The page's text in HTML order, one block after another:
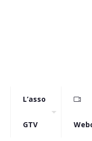
L’asso
GTV